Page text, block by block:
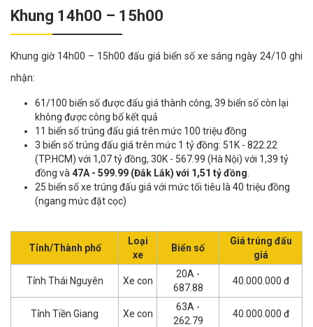
Khung 14h00 – 15h00
Khung giờ 14h00 – 15h00 đấu giá biển số xe sáng ngày 24/10 ghi
nhận:
61/100 biển số được đấu giá thành công, 39 biển số còn lại
không được công bố kết quả
11 biển số trúng đấu giá trên mức 100 triệu đồng
3 biển số trúng đấu giá trên mức 1 tỷ đồng: 51K - 822.22
(TP.HCM) với 1,07 tỷ đồng, 30K - 567.99 (Hà Nội) với 1,39 tỷ
đồng và 47A - 599.99 (Đắk Lắk) với 1,51 tỷ đồng
25 biển số xe trúng đấu giá với mức tối tiêu là 40 triệu đồng
(ngang mức đặt cọc)
Tỉnh/Thành phố
Loại
xe
Biển số
Giá trúng đấu
giá
Tỉnh Thái Nguyên Xe con
20A -
687.88
40.000.000 đ
Tỉnh Tiền Giang Xe con
63A -
262.79
40.000.000 đ